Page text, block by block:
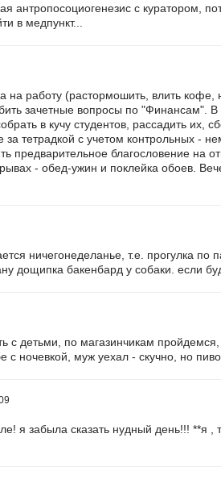
антропосоциогенезис с куратором,
в медпункт...
на работу (растормошить, влить
зачетные вопросы по "Финансам".
в кучу студентов, рассадить
тетрадкой с учетом контрольных -
предварительное благословение на
- обед-ужин и поклейка обоев.
ничегонеделанье, т.е. прогулка по
дощипка бакенбард у собаки. если
с детьми, по магазинчикам
с ночевкой, муж уехал - скучно, но
я забыла сказать нудный день!!! **я